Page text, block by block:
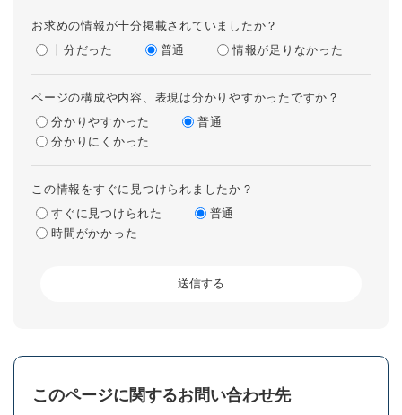
お求めの情報が十分掲載されていましたか？
十分だった
普通 情報が足りなかった
ページの構成や内容、表現は分かりやすかったですか？
分かりやすかった
普通
分かりにくかった
この情報をすぐに見つけられましたか？
すぐに見つけられた
普通
時間がかかった
このページに関するお問い合わせ先